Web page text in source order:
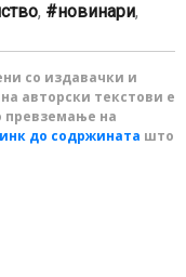
, новинари,
со издавачки и
авторски текстови е
превземање на
до содржината што